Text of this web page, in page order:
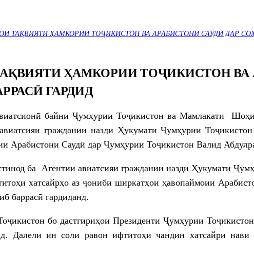
ТАҚВИЯТИ ҲАМКОРИИ ТОҶИКИСТОН ВА АРАБИСТОНИ САУДӢ ДАР
ҲАМКОРИИ ТОҶИКИСТОН ВА
ГАРДИД
байни Ҷумҳурии Тоҷикистон ва Мамлакати
граждании назди Ҳукумати Ҷумҳурии
Арабистони Саудӣ дар Ҷумҳурии Тоҷикистон Валид
ба Агентии авиатсияи граждании назди Ҳукумати
хатсайрҳо аз ҷониби ширкатҳои ҳавопаймоии
баррасӣ гардиданд.
бо дастгириҳои Президенти Ҷумҳурии
Далели ин соли равон ифтитоҳи чандин хатсайри